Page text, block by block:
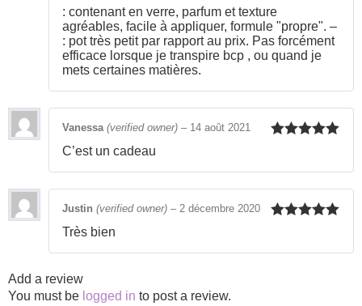
Rated
3out
of 5
: contenant en verre, parfum et texture
agréables, facile à appliquer, formule "propre". –
: pot très petit par rapport au prix. Pas forcément
efficace lorsque je transpire bcp , ou quand je
mets certaines matières.
Vanessa (verified owner) – 14 août 2021
C’est un cadeau
Justin (verified owner) – 2 décembre 2020
Très bien
Add a review
You must be logged in to post a review.